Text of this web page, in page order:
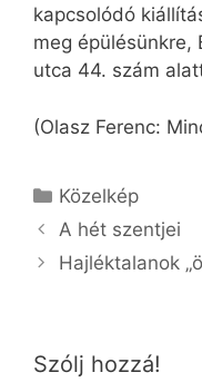
kapcsolódó
meg épülésünkre,
utca 44. szám
(Olasz Ferenc:
Kategória
Közelkép
A hét szentjei
Hajléktalanok
Szólj hozzá!